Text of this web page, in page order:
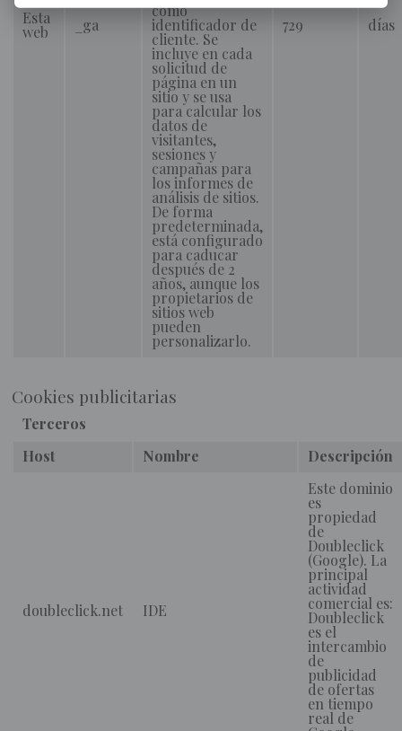
Esta
web _ga
como
identificador de
cliente. Se
incluye en cada
solicitud de
página en un
sitio y se usa
para calcular los
datos de
visitantes,
sesiones y
campañas para
los informes de
análisis de sitios.
De forma
predeterminada,
está configurado
para caducar
después de 2
años, aunque los
propietarios de
sitios web
pueden
personalizarlo.
729 días
Cookies publicitarias
Terceros
Host
Nombre Descripción
doubleclick.net IDE
Este dominio
es
propiedad
de
Doubleclick
(Google). La
principal
actividad
comercial es:
Doubleclick
es el
intercambio
de
publicidad
de ofertas
en tiempo
real de